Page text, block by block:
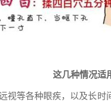
这几种情况适
视等各种眼疾，以及长时